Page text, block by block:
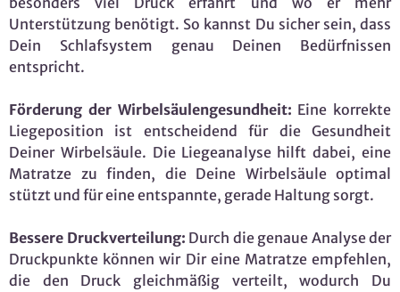
Unterstützung benötigt. So kannst Du sicher sein, dass
Dein Schlafsystem genau Deinen Bedürfnissen
entspricht.
Förderung der Wirbelsäulengesundheit: Eine korrekte
Liegeposition ist entscheidend für die Gesundheit
Deiner Wirbelsäule. Die Liegeanalyse hilft dabei, eine
Matratze zu finden, die Deine Wirbelsäule optimal
stützt und für eine entspannte, gerade Haltung sorgt.
Bessere Druckverteilung: Durch die genaue Analyse der
Druckpunkte können wir Dir eine Matratze empfehlen,
die den Druck gleichmäßig verteilt, wodurch Du